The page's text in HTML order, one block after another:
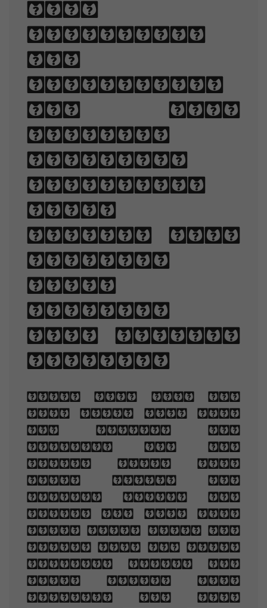
when
displayed.
The
arrangement
of type
involves
selecting
typefaces,
point
sizes, line
lengths,
line-
spacing,
and letter-
spacing.
When you are old
and grey and full
of sleep, And
nodding by the
fire, take down
this book, And
slowly read, and
dream of the soft
look Your eyes had
once, and of their
shadows deep; How
many loved your
moments of glad